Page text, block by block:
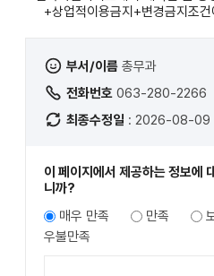
+상업적이용금지+변경금지 조
부서/이름 총무과
전화번호 063-280-2266
최종수정일 : 2026-08-09
이 페이지에서 제공하는 정보에
니까?
매우 만족
만족
우불만족